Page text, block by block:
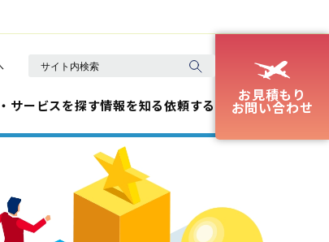
サービスを探す情報を知る依頼する
お見積もり
お問い合わせ